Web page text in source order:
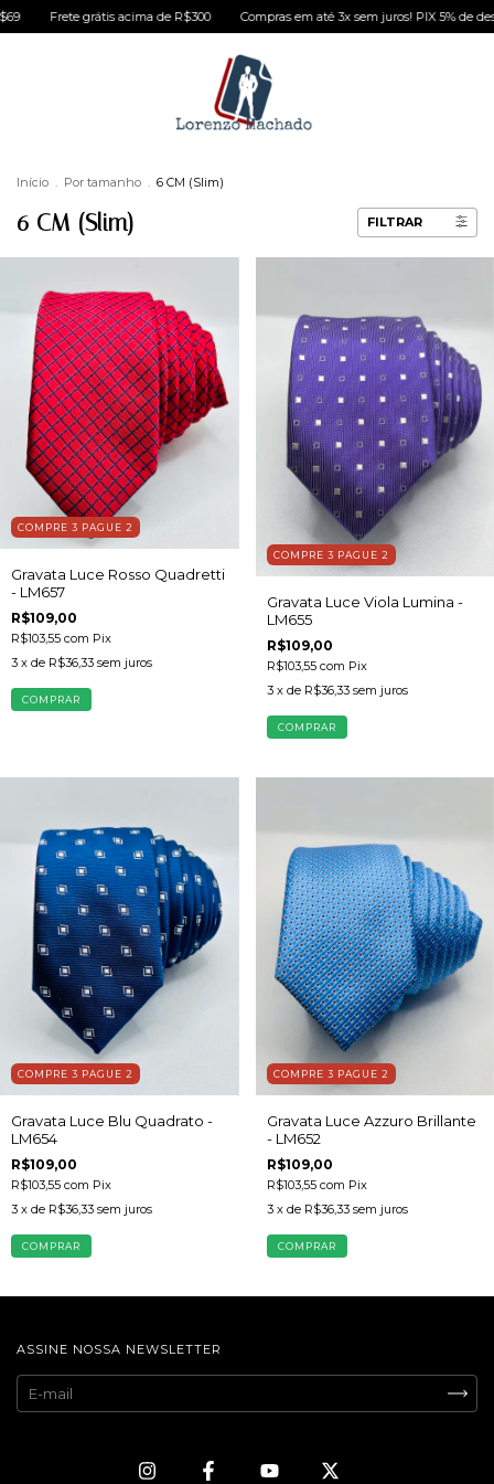
Frete grátis acima de R$300 Compras em até 3x sem juros! PIX 5% de
Início . Por tamanho . 6 CM (Slim)
6 CM (Slim) FILTRAR
COMPRE 3 PAGUE 2
Gravata Luce Rosso Quadretti
- LM657
R$109,00
R$103,55 com Pix
3 x de R$36,33 sem juros
COMPRAR
COMPRE 3 PAGUE 2
Gravata Luce Viola Lumina -
LM655
R$109,00
R$103,55 com Pix
3 x de R$36,33 sem juros
COMPRAR
COMPRE 3 PAGUE 2
Gravata Luce Blu Quadrato -
LM654
R$109,00
R$103,55 com Pix
3 x de R$36,33 sem juros
COMPRAR
COMPRE 3 PAGUE 2
Gravata Luce Azzuro Brillante
- LM652
R$109,00
R$103,55 com Pix
3 x de R$36,33 sem juros
COMPRAR
ASSINE NOSSA NEWSLETTER